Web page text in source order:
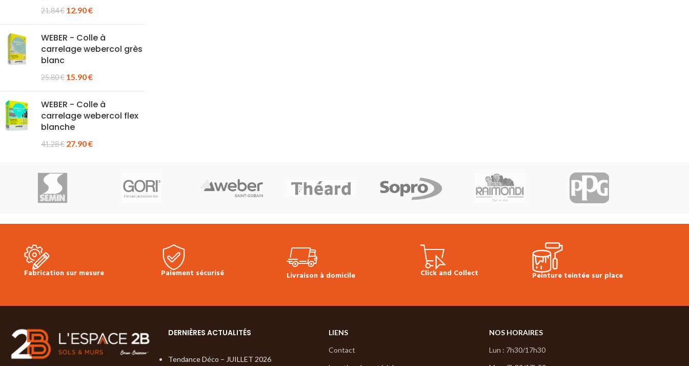
21.84€ 12.90€
WEBER - Colle à
carrelage webercol grès
blanc
25.80€ 15.90€
WEBER - Colle à
carrelage webercol flex
blanche
41.28€ 27.90€
Fabrication sur mesure Paiement sécurisé Livraison à domicile Click and Collect Peinture teintée sur place
DERNIÈRES ACTUALITÉS
Tendance Déco – JUILLET 2026
LIENS
Contact
NOS HORAIRES
Lun : 7h30/17h30